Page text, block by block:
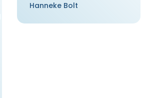
Hanneke Bolt